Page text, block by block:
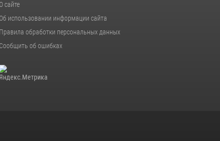
О сайте
Об использовании информации сайта
Правила обработки персональных данных
Сообщить об ошибках